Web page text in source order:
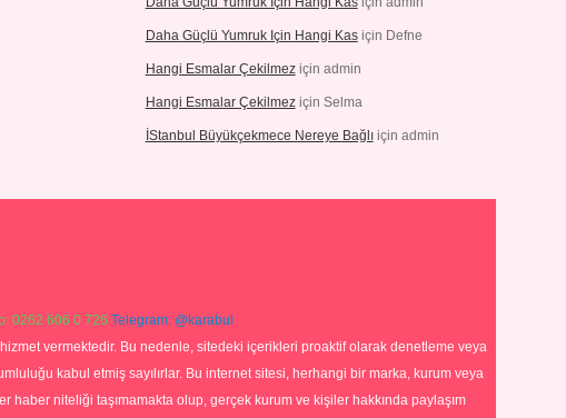
Daha Güçlü Yumruk Için Hangi Kasiçin Defne
Hangi Esmalar Çekilmeziçin admin
Hangi Esmalar Çekilmeziçin Selma
İStanbul Büyükçekmece Nereye Bağlıiçin admin
0262 606 0 726 Telegram: @karabul
vermektedir. Bu nedenle, sitedeki içerikleri proaktif olarak denetleme veya
kabul etmiş sayılırlar. Bu internet sitesi, herhangi bir marka, kurum veya
haber niteliği taşımamakta olup, gerçek kurum ve kişiler hakkında paylaşım